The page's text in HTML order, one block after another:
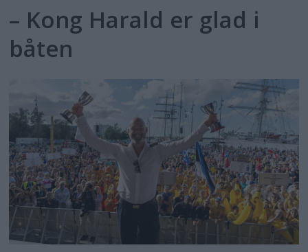
– Kong Harald er glad i
båten